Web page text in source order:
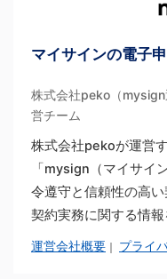
マイサインの電子
株式会社peko（
営チーム
株式会社pekoが運営
「mysign（マイサイ
令遵守と信頼性の高
契約実務に関する情報
運営会社概要 ｜ プライ